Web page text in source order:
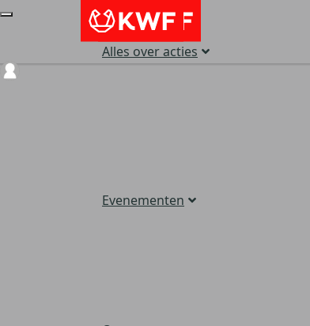
Alles over acties
Evenementen